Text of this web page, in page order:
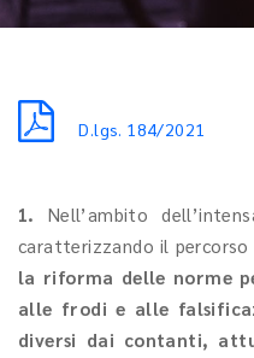
D.lgs. 184/2021
1. Nell’ambito
caratterizzando il
la riforma delle norme
alle frodi e alle
diversi dai contanti,